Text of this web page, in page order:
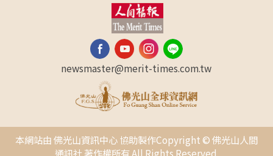
newsmaster@merit-times.com.tw
本網站由 佛光山資訊中心 協助製作Copyright © 佛光山人間
通訊社 著作權所有 All Rights Reserved.